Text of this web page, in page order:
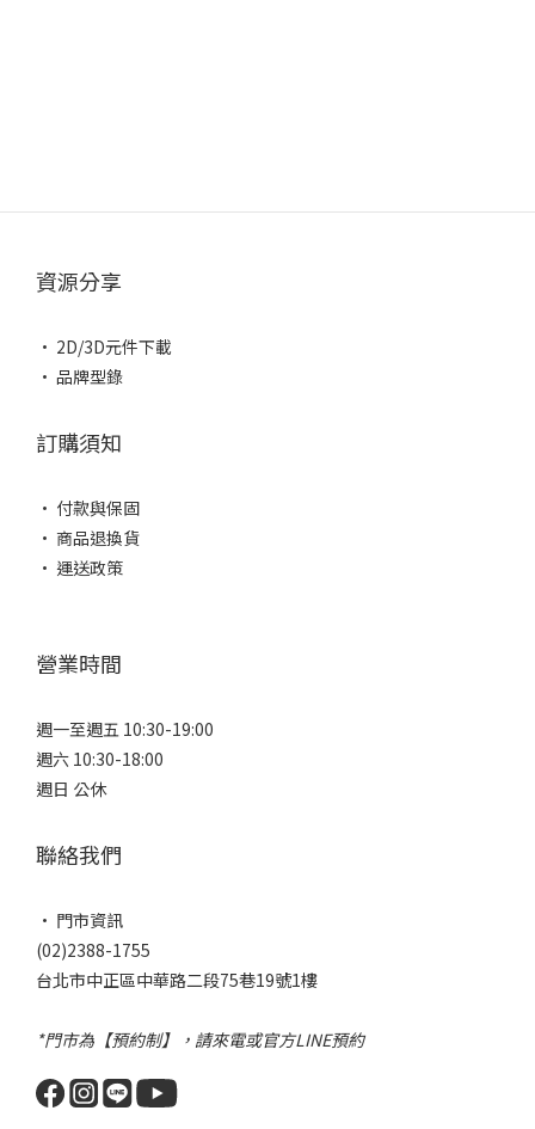
資源分享
• 2D/3D元件下載
• 品牌型錄
訂購須知
• 付款與保固
• 商品退換貨
• 運送政策
營業時間
週一至週五 10:30-19:00
週六 10:30-18:00
週日 公休
聯絡我們
• 門市資訊
(02)2388-1755
台北市中正區中華路二段75巷19號1樓
*門市為【預約制】，請來電或官方LINE預約